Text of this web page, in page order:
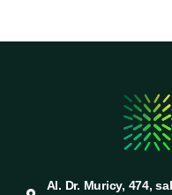
Al. Dr. Muricy, 474,